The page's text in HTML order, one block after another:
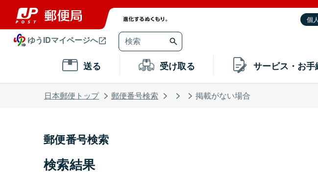
個人
ゆうIDマイページへ
送る 受け取る サービス・お手
日本郵便トップ 郵便番号検索 掲載がない場合
郵便番号検索
検索結果